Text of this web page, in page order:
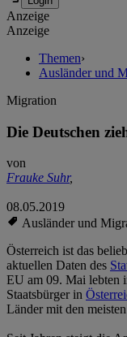
Anzeige
Anzeige
Themen›
Ausländer und
Migration
Die Deutschen
von
Frauke Suhr,
08.05.2019
Ausländer und
Österreich ist das
aktuellen Daten des
EU am 09. Mai lebten
Staatsbürger in
Länder mit den